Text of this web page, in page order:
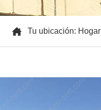
Tu ubicación: Hogar